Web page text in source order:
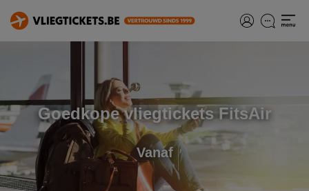
Goedkope vliegtickets FitsAir
Vanaf